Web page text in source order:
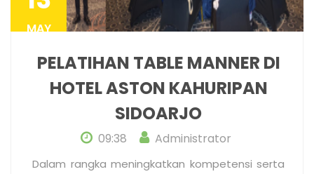
MAY
PELATIHAN TABLE MANNER DI
HOTEL ASTON KAHURIPAN
SIDOARJO
09:38 Administrator
Dalam rangka meningkatkan kompetensi serta